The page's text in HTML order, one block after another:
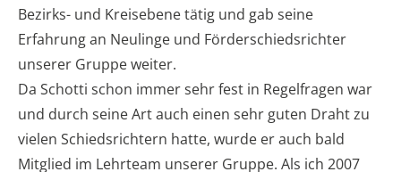
Bezirks- und Kreisebene tätig und gab seine
Erfahrung an Neulinge und Förderschiedsrichter
unserer Gruppe weiter.
Da Schotti schon immer sehr fest in Regelfragen war
und durch seine Art auch einen sehr guten Draht zu
vielen Schiedsrichtern hatte, wurde er auch bald
Mitglied im Lehrteam unserer Gruppe. Als ich 2007